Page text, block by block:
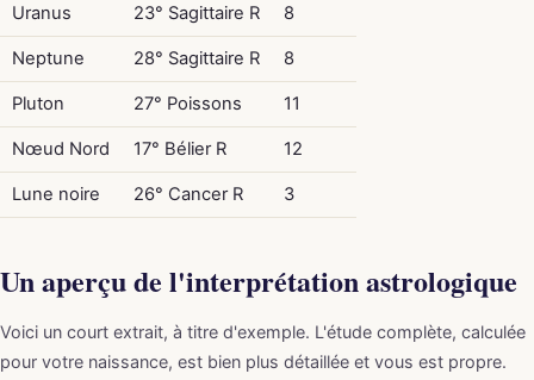
Uranus 23° Sagittaire R 8
Neptune 28° Sagittaire R 8
Pluton 27° Poissons 11
Nœud Nord 17° Bélier R 12
Lune noire 26° Cancer R 3
Un aperçu de l'interprétation astrologique
Voici un court extrait, à titre d'exemple. L'étude complète, calculée
pour votre naissance, est bien plus détaillée et vous est propre.